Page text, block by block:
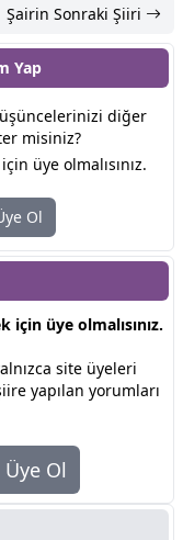
Şairin Sonraki Şiiri
Yap
diğer
misiniz?
üye olmalısınız.
Ol
üye olmalısınız.
site üyeleri
yapılan yorumları
Üye Ol